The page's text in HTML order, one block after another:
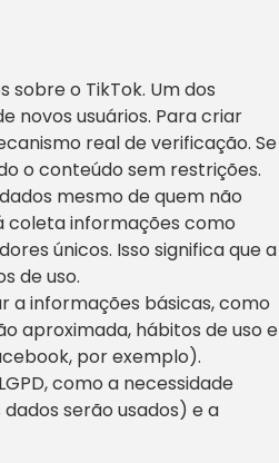
sobre o TikTok. Um dos
novos usuários. Para criar
real de verificação. Se
o conteúdo sem restrições.
mesmo de quem não
coleta informações como
únicos. Isso significa que a
de uso.
a informações básicas, como
aproximada, hábitos de uso e
por exemplo).
como a necessidade
serão usados) e a